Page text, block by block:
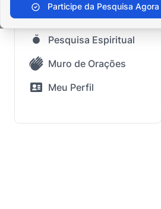
Participe da Pesquisa Agora
Bíblia Sagrada
Pesquisa Espiritual
Muro de Orações
Meu Perfil